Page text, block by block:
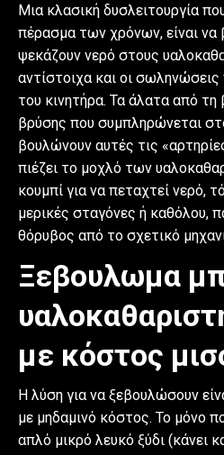
Μια κλασική δυσλειτουργία
πέρασμα των χρόνων, είναι
ψεκάζουν νερό στους
αντίστοιχα και οι
του κινητήρα. Τα άλατα από τη
βρύσης που συμπληρώνεται
βουλώνουν αυτές τις
πιέζει το μοχλό των
κουμπί για να πεταχτεί νερό,
μερικές σταγόνες ή καθόλου,
θόρυβος από το σχετικό
Ξεβουλωμα
με κόστος
Η λύση για να ξεβουλώσουν
με μηδαμινό κόστος. Το μόνο
απλό μικρό λευκό ξύδι (κάνει